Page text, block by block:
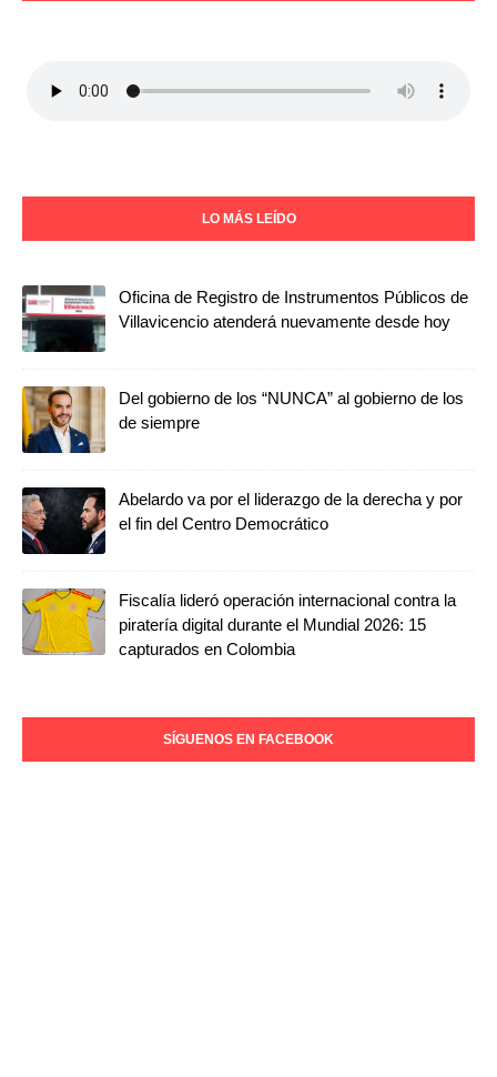
LO MÁS LEÍDO
Oficina de Registro de Instrumentos Públicos de
Villavicencio atenderá nuevamente desde hoy
Del gobierno de los “NUNCA” al gobierno de los
de siempre
Abelardo va por el liderazgo de la derecha y por
el fin del Centro Democrático
Fiscalía lideró operación internacional contra la
piratería digital durante el Mundial 2026: 15
capturados en Colombia
SÍGUENOS EN FACEBOOK